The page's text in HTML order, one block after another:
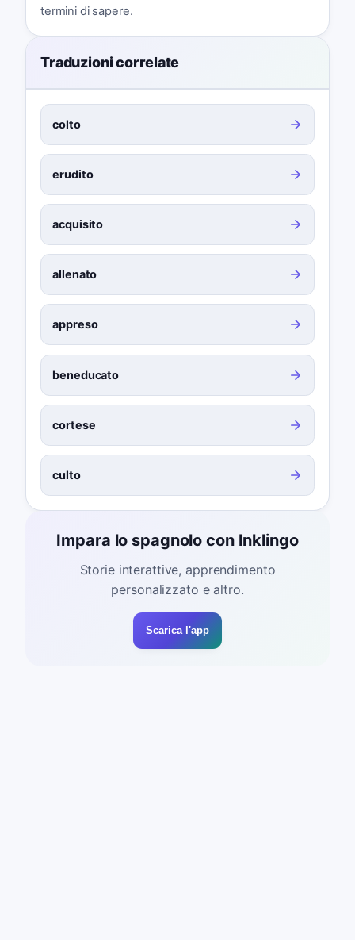
termini di sapere.
Traduzioni correlate
colto
erudito
acquisito
allenato
appreso
beneducato
cortese
culto
Impara lo spagnolo con Inklingo
Storie interattive, apprendimento
personalizzato e altro.
Scarica l'app